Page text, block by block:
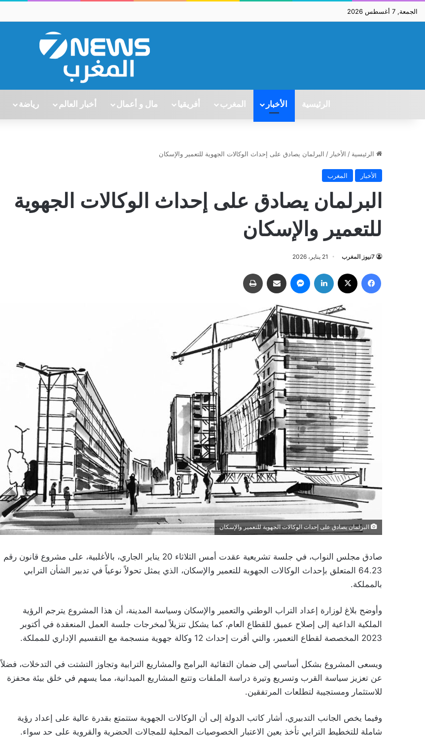
الجمعة, 7 أغسطس 2026
الرئيسية الأخبار المغرب أفريقيا مال و أعمال أخبار العالم رياضة
الرئيسية / الأخبار / البرلمان يصادق على إحداث الوكالات الجهوية للتعمير والإسكان
الأخبار المغرب
البرلمان يصادق على إحداث الوكالات الجهوية
للتعمير والإسكان
7نيوز المغرب 21 يناير، 2026
البرلمان يصادق على إحداث الوكالات الجهوية للتعمير والإسكان
صادق مجلس النواب، في جلسة تشريعية عقدت أمس الثلاثاء 20 يناير الجاري، بالأغلبية، على مشروع قانون رقم
64.23 المتعلق بإحداث الوكالات الجهوية للتعمير والإسكان، الذي يمثل تحولاً نوعياً في تدبير الشأن الترابي
بالمملكة.
و​أوضح بلاغ لوزارة إعداد التراب الوطني والتعمير والإسكان وسياسة المدينة، أن هذا المشروع يترجم الرؤية
الملكية الداعية إلى إصلاح عميق للقطاع العام، كما يشكل تنزيلاً لمخرجات جلسة العمل المنعقدة في أكتوبر
2023 المخصصة لقطاع التعمير، والتي أقرت إحداث 12 وكالة جهوية منسجمة مع التقسيم الإداري للمملكة.
ويسعى المشروع بشكل أساسي إلى ضمان التقائية البرامج والمشاريع الترابية وتجاوز التشتت في التدخلات، فضلاً
عن تعزيز سياسة القرب وتسريع وتيرة دراسة الملفات وتتبع المشاريع الميدانية، مما يسهم في خلق بيئة محفزة
للاستثمار ومستجيبة لتطلعات المرتفقين.
​وفيما يخص الجانب التدبيري، أشار كاتب الدولة إلى أن الوكالات الجهوية ستتمتع بقدرة عالية على إعداد رؤية
شاملة للتخطيط الترابي تأخذ بعين الاعتبار الخصوصيات المحلية للمجالات الحضرية والقروية على حد سواء.